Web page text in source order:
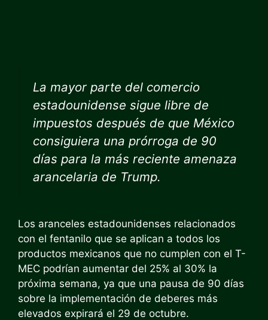
La mayor parte del comercio
estadounidense sigue libre de
impuestos después de que México
consiguiera una prórroga de 90
días para la más reciente amenaza
arancelaria de Trump.
Los aranceles estadounidenses relacionados
con el fentanilo que se aplican a todos los
productos mexicanos que no cumplen con el T-
MEC podrían aumentar del 25% al ​​30% la
próxima semana, ya que una pausa de 90 días
sobre la implementación de deberes más
elevados expirará el 29 de octubre.